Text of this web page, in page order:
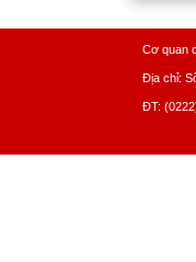
Cơ quan
Địa chỉ:
ĐT: